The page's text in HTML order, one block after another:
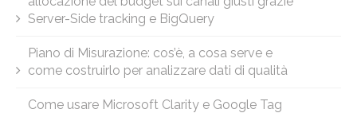
Server-Side tracking e BigQuery
Piano di Misurazione: cos’è, a cosa serve e
come costruirlo per analizzare dati di qualità
Come usare Microsoft Clarity e Google Tag